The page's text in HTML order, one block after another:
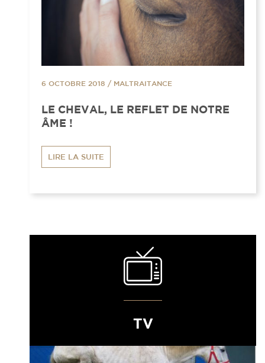
6 OCTOBRE 2018 / MALTRAITANCE
LE CHEVAL, LE REFLET DE NOTRE
ÂME !
LIRE LA SUITE
TV